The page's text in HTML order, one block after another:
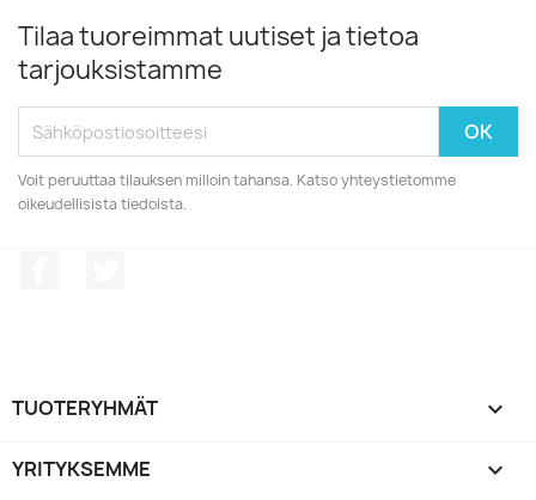
Tilaa tuoreimmat uutiset ja tietoa
tarjouksistamme
Voit peruuttaa tilauksen milloin tahansa. Katso yhteystietomme
oikeudellisista tiedoista.
TUOTERYHMÄT 
YRITYKSEMME 